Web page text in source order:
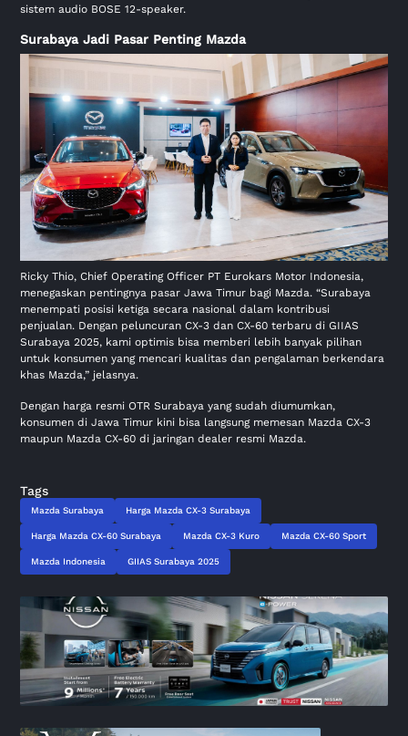
sistem audio BOSE 12-speaker.
Surabaya Jadi Pasar Penting Mazda
Ricky Thio, Chief Operating Officer PT Eurokars Motor Indonesia,
menegaskan pentingnya pasar Jawa Timur bagi Mazda. “Surabaya
menempati posisi ketiga secara nasional dalam kontribusi
penjualan. Dengan peluncuran CX-3 dan CX-60 terbaru di GIIAS
Surabaya 2025, kami optimis bisa memberi lebih banyak pilihan
untuk konsumen yang mencari kualitas dan pengalaman berkendara
khas Mazda,” jelasnya.
Dengan harga resmi OTR Surabaya yang sudah diumumkan,
konsumen di Jawa Timur kini bisa langsung memesan Mazda CX-3
maupun Mazda CX-60 di jaringan dealer resmi Mazda.
Tags
Mazda Surabaya Harga Mazda CX-3 Surabaya
Harga Mazda CX-60 Surabaya Mazda CX-3 Kuro Mazda CX-60 Sport
Mazda Indonesia GIIAS Surabaya 2025